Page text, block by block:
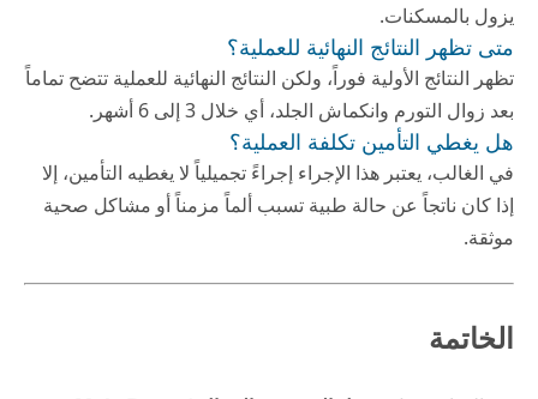
يزول بالمسكنات.
متى تظهر النتائج النهائية للعملية؟
تظهر النتائج الأولية فوراً، ولكن النتائج النهائية للعملية تتضح تماماً
بعد زوال التورم وانكماش الجلد، أي خلال 3 إلى 6 أشهر.
هل يغطي التأمين تكلفة العملية؟
في الغالب، يعتبر هذا الإجراء إجراءً تجميلياً لا يغطيه التأمين، إلا
إذا كان ناتجاً عن حالة طبية تسبب ألماً مزمناً أو مشاكل صحية
موثقة.
الخاتمة